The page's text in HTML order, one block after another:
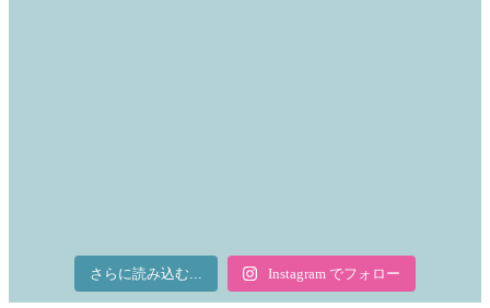
さらに読み込む... Instagram でフォロー